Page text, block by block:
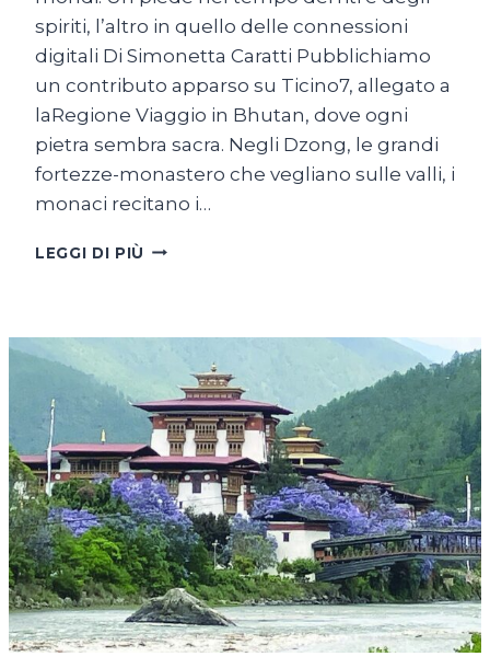
spiriti, l’altro in quello delle connessioni
digitali Di Simonetta Caratti Pubblichiamo
un contributo apparso su Ticino7, allegato a
laRegione Viaggio in Bhutan, dove ogni
pietra sembra sacra. Negli Dzong, le grandi
fortezze-monastero che vegliano sulle valli, i
monaci recitano i…
LEGGI DI PIÙ IN
E
TIKTOK